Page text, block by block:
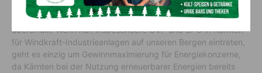
Energien bis 2030 auf mindestens 42,5 Prozent des
Endenergieverbrauchs zu erhöhen (RED III Richtlinie), längst
übererfüllt. Wenn nun insbesondere ÖVP und SPÖ in Kärnten
für Windkraft-Industrieanlagen auf unseren Bergen eintreten,
geht es einzig um Gewinnmaximierung für Energiekonzerne,
da Kärnten bei der Nutzung erneuerbarer Energien bereits